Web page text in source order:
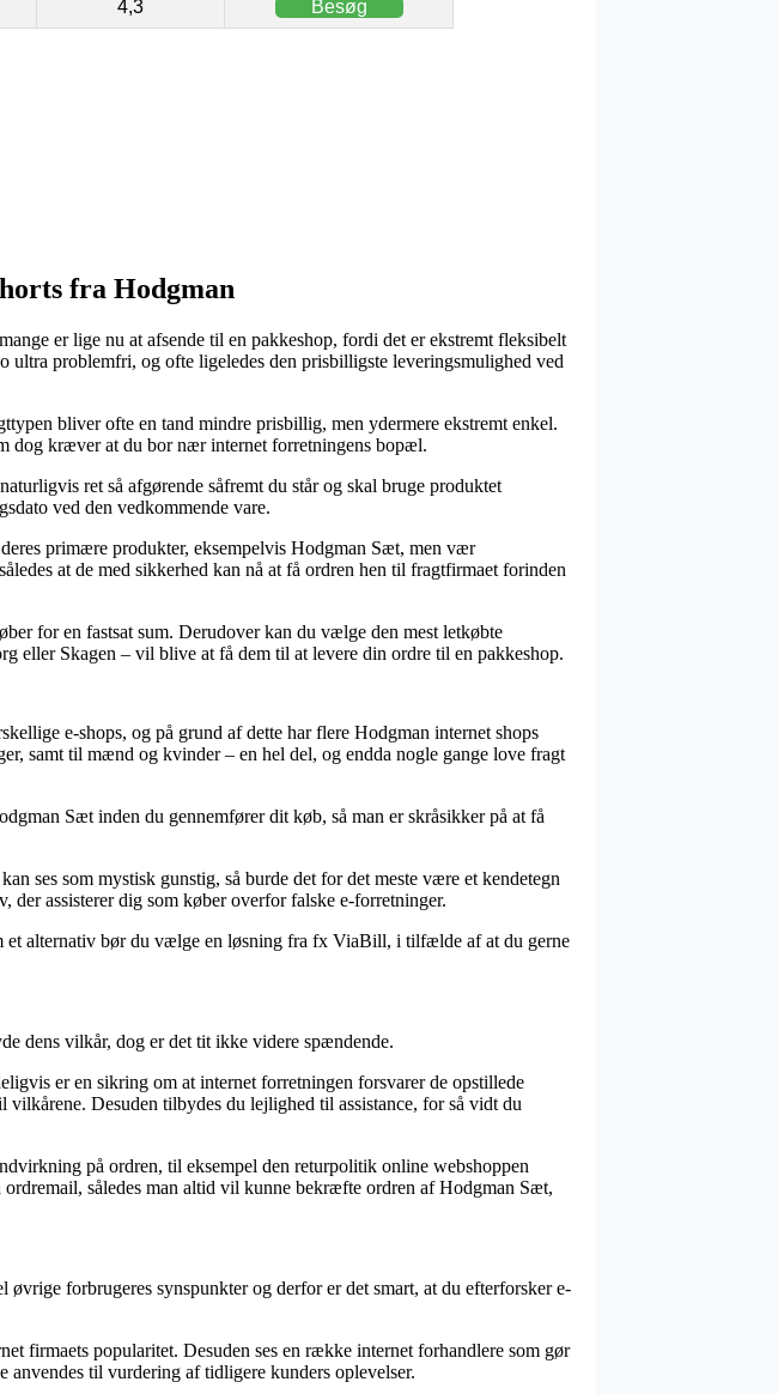
4,3 Besøg
fra Hodgman
er lige nu at afsende til en pakkeshop, fordi det er ekstremt fleksibelt
ultra problemfri, og ofte ligeledes den prisbilligste leveringsmulighed ved
bliver ofte en tand mindre prisbillig, men ydermere ekstremt enkel.
dog kræver at du bor nær internet forretningens bopæl.
ret så afgørende såfremt du står og skal bruge produktet
ved den vedkommende vare.
primære produkter, eksempelvis Hodgman Sæt, men vær
at de med sikkerhed kan nå at få ordren hen til fragtfirmaet forinden
for en fastsat sum. Derudover kan du vælge den mest letkøbte
Skagen – vil blive at få dem til at levere din ordre til en pakkeshop.
e-shops, og på grund af dette har flere Hodgman internet shops
samt til mænd og kvinder – en hel del, og endda nogle gange love fragt
Sæt inden du gennemfører dit køb, så man er skråsikker på at få
ses som mystisk gunstig, så burde det for det meste være et kendetegn
assisterer dig som køber overfor falske e-forretninger.
et alternativ bør du vælge en løsning fra fx ViaBill, i tilfælde af at du gerne
dens vilkår, dog er det tit ikke videre spændende.
er en sikring om at internet forretningen forsvarer de opstillede
Desuden tilbydes du lejlighed til assistance, for så vidt du
på ordren, til eksempel den returpolitik online webshoppen
således man altid vil kunne bekræfte ordren af Hodgman Sæt,
forbrugeres synspunkter og derfor er det smart, at du efterforsker e-
firmaets popularitet. Desuden ses en række internet forhandlere som gør
til vurdering af tidligere kunders oplevelser.